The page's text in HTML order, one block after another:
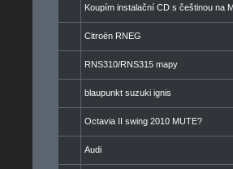
Koupím instalační CD s češtinou na
Citroën RNEG
RNS310/RNS315 mapy
blaupunkt suzuki ignis
Octavia II swing 2010 MUTE?
Audi